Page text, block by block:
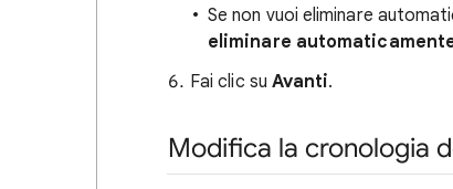
Se non vuoi eliminare
eliminare
Fai clic su Avanti.
Modifica la cronologia